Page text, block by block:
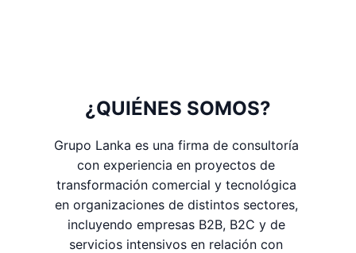
¿QUIÉNES SOMOS?
Grupo Lanka es una firma de consultoría
con experiencia en proyectos de
transformación comercial y tecnológica
en organizaciones de distintos sectores,
incluyendo empresas B2B, B2C y de
servicios intensivos en relación con